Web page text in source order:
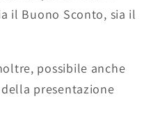
il Buono Sconto, sia il
possibile anche
presentazione